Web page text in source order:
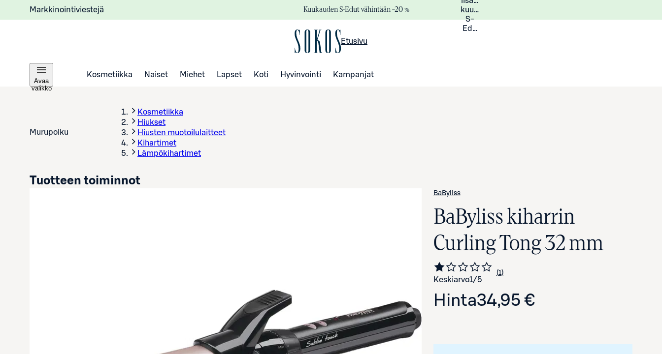
Markkinointiviestejä Kuukauden S-Edut vähintään –20 %
kuukauden
S-
Eduista
Etusivu
Avaa
valikko
Kosmetiikka Naiset Miehet Lapset Koti Hyvinvointi Kampanjat
Murupolku
Kosmetiikka
Hiukset
Hiusten muotoilulaitteet
Kihartimet
Lämpökihartimet
BaByliss
BaByliss kiharrin
Curling Tong 32 mm
Keskiarvo1/5 Siirry arvioihin
1
kappale
Hinta34,95 €
Tuotteen toiminnot